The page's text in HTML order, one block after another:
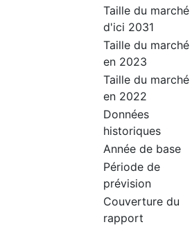
Taille du marché
d'ici 2031
Taille du marché
en 2023
Taille du marché
en 2022
Données
historiques
Année de base
Période de
prévision
Couverture du
rapport